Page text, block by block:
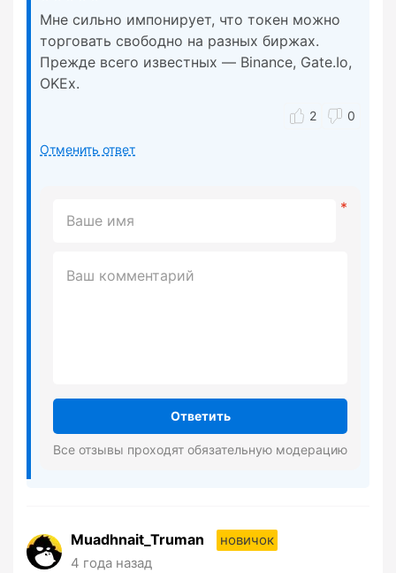
Мне сильно импонирует, что токен можно
торговать свободно на разных биржах.
Прежде всего известных — Binance, Gate.Io,
OKEx.
Отменить ответ
Ответить
Все отзывы проходят обязательную модерацию
2 0
Muadhnait_Truman
новичок
4 года назад